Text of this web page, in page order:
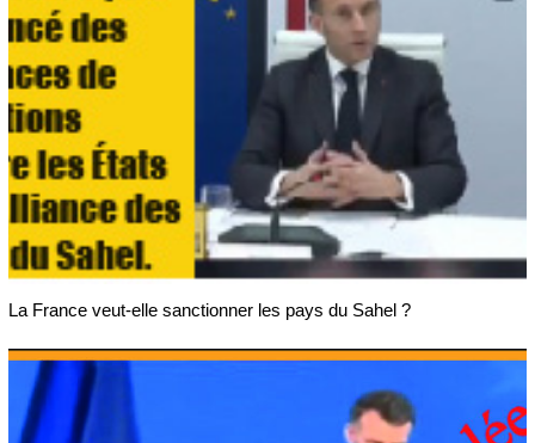
La France veut-elle sanctionner les pays du Sahel ?